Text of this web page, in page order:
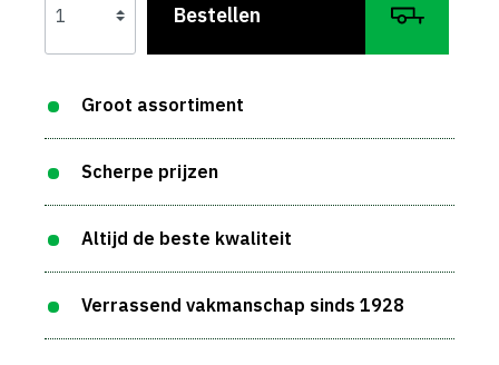
Bestellen
Groot assortiment
Scherpe prijzen
Altijd de beste kwaliteit
Verrassend vakmanschap sinds 1928